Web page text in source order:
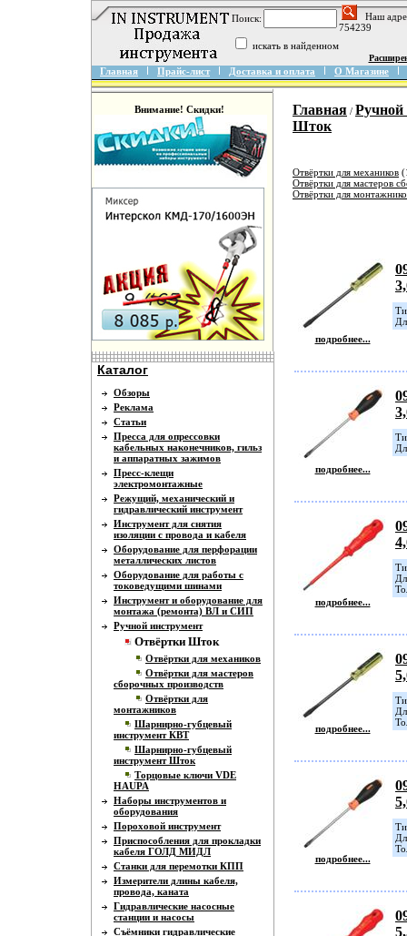
Поиск:
Наш
754239
искать в найденном
Главная Прайс-лист Доставка и оплата О Магазине
Внимание! Скидки!
Каталог
Обзоры
Реклама
Статьи
Пресса для опрессовки
кабельных наконечников, гильз
и аппаратных зажимов
Пресс-клещи
электромонтажные
Режущий, механический и
гидравлический инструмент
Инструмент для снятия
изоляции с провода и кабеля
Оборудование для перфорации
металлических листов
Оборудование для работы с
токоведущими шинами
Инструмент и оборудование для
монтажа (ремонта) ВЛ и СИП
Ручной инструмент
Отвёртки Шток
Отвёртки для механиков
Отвёртки для мастеров
сборочных производств
Отвёртки для
монтажников
Шарнирно-губцевый
инструмент КВТ
Шарнирно-губцевый
инструмент Шток
Торцовые ключи VDE
HAUPA
Наборы инструментов и
оборудования
Пороховой инструмент
Приспособления для прокладки
кабеля ГОЛД МИДЛ
Станки для перемотки КПП
Измерители длины кабеля,
провода, каната
Гидравлические насосные
станции и насосы
Съёмники гидравлические
Главная / Ручной
Шток
Отвёртки для механиков
Отвёртки для мастеров
Отвёртки для
подробнее...
подробнее...
подробнее...
подробнее...
подробнее...